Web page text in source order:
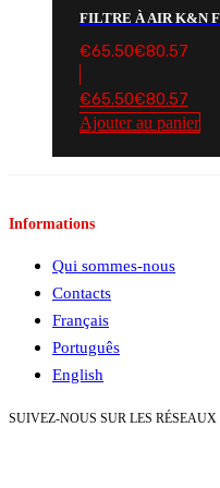
FILTRE À AIR K&N
€65.50€80.57
€65.50€80.57
Ajouter au panier
Informations
Qui sommes-nous
Contacts
Français
Português
English
SUIVEZ-NOUS SUR LES RÉSEAUX